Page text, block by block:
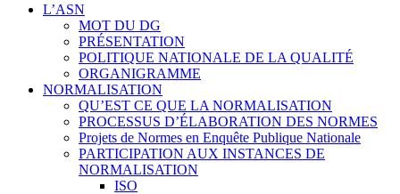
L’ASN
MOT DU DG
PRÉSENTATION
POLITIQUE NATIONALE DE LA QUALITÉ
ORGANIGRAMME
NORMALISATION
QU’EST CE QUE LA NORMALISATION
PROCESSUS D’ÉLABORATION DES NORMES
Projets de Normes en Enquête Publique Nationale
PARTICIPATION AUX INSTANCES DE
NORMALISATION
ISO